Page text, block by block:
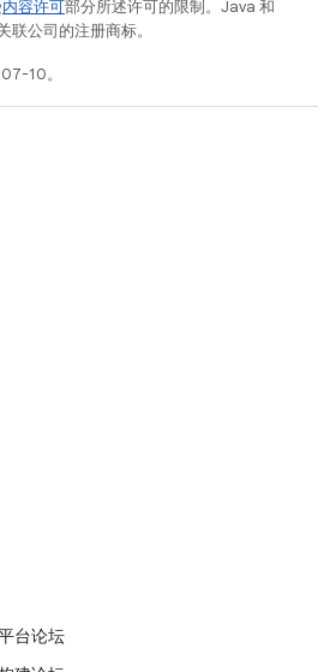
内容许可部分所述许可的限制。Java 和
公司的注册商标。
10。
台论坛